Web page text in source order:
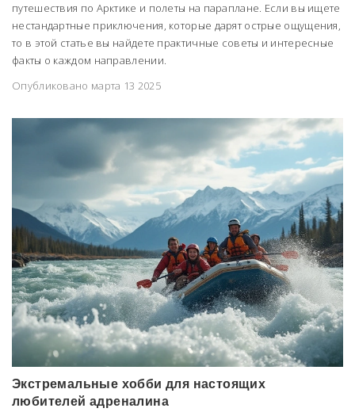
путешествия по Арктике и полеты на параплане. Если вы ищете
нестандартные приключения, которые дарят острые ощущения,
то в этой статье вы найдете практичные советы и интересные
факты о каждом направлении.
Опубликовано марта 13 2025
Экстремальные хобби для настоящих
любителей адреналина